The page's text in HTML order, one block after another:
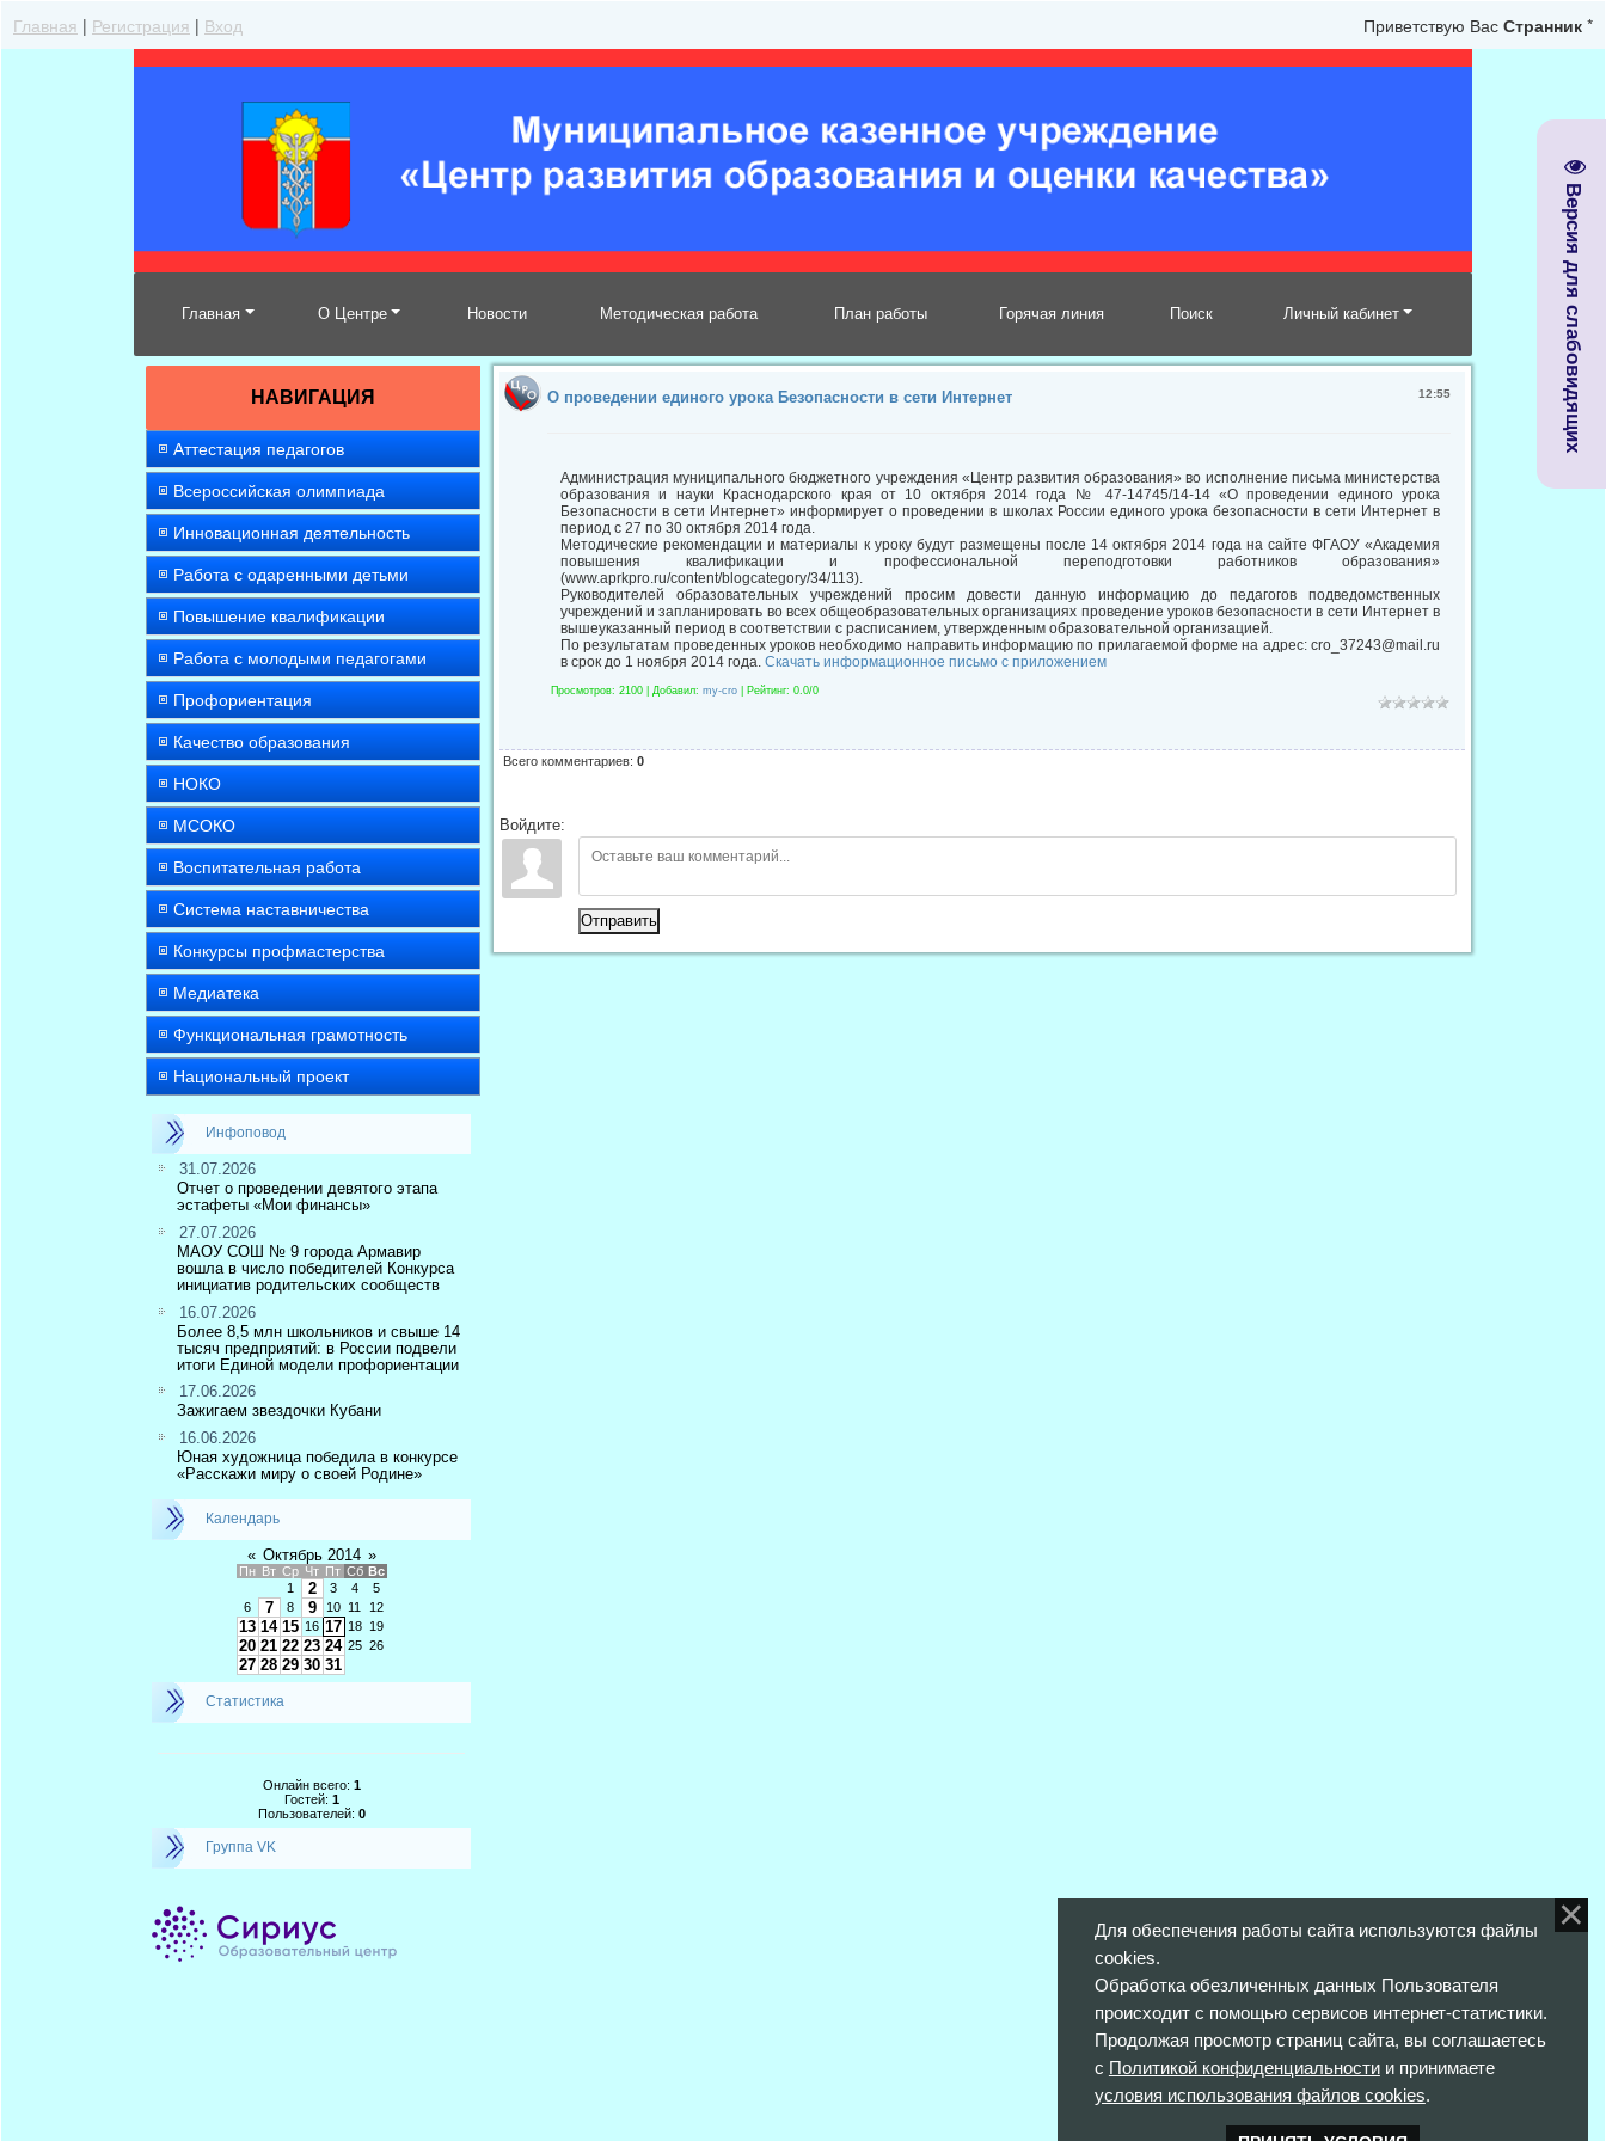
Версия для слабовидящих
Главная | Регистрация | Вход Приветствую Вас Странник *
Главная О Центре Новости Методическая работа План работы Горячая линия Поиск Личный кабинет
НАВИГАЦИЯ
Аттестация педагогов
Всероссийская олимпиада
Инновационная деятельность
Работа с одаренными детьми
Повышение квалификации
Работа с молодыми педагогами
Профориентация
Качество образования
НОКО
МСОКО
Воспитательная работа
Система наставничества
Конкурсы профмастерства
Медиатека
Функциональная грамотность
Национальный проект
Инфоповод
31.07.2026
Отчет о проведении девятого этапа
эстафеты «Мои финансы»
27.07.2026
МАОУ СОШ № 9 города Армавир
вошла в число победителей Конкурса
инициатив родительских сообществ
16.07.2026
Более 8,5 млн школьников и свыше 14
тысяч предприятий: в России подвели
итоги Единой модели профориентации
17.06.2026
Зажигаем звездочки Кубани
16.06.2026
Юная художница победила в конкурсе
«Расскажи миру о своей Родине»
Календарь
« Октябрь 2014 »
Пн Вт Ср Чт Пт Сб Вс
1
2 3 4
5
6
7 8 9 10 11 12
13 14 15 16 17 18 19
20 21 22 23 24 25 26
27 28 29 30 31
Статистика
Онлайн всего: 1
Гостей: 1
Пользователей: 0
Группа VK
О проведении единого урока Безопасности в сети Интернет 12:55
Администрация муниципального бюджетного учреждения «Центр развития образования» во исполнение письма министерства
образования и науки Краснодарского края от 10 октября 2014 года № 47-14745/14-14 «О проведении единого урока
Безопасности в сети Интернет» информирует о проведении в школах России единого урока безопасности в сети Интернет в
период с 27 по 30 октября 2014 года.
Методические рекомендации и материалы к уроку будут размещены после 14 октября 2014 года на сайте ФГАОУ «Академия
повышения квалификации и профессиональной переподготовки работников образования»
(www.aprkpro.ru/content/blogcategory/34/113).
Руководителей образовательных учреждений просим довести данную информацию до педагогов подведомственных
учреждений и запланировать во всех общеобразовательных организациях проведение уроков безопасности в сети Интернет в
вышеуказанный период в соответствии с расписанием, утвержденным образовательной организацией.
По результатам проведенных уроков необходимо направить информацию по прилагаемой форме на адрес: cro_37243@mail.ru
в срок до 1 ноября 2014 года. Скачать информационное письмо с приложением
Просмотров: 2100 | Добавил: my-cro Рейтинг: 0.0/0
Всего комментариев: 0
Войдите:
Отправить
Для обеспечения работы сайта используются файлы
cookies.
Обработка обезличенных данных Пользователя
происходит с помощью сервисов интернет-статистики.
Продолжая просмотр страниц сайта, вы соглашаетесь
с Политикой конфиденциальностии принимаете
условия использования файлов cookies.